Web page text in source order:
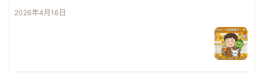
2026年4月16日